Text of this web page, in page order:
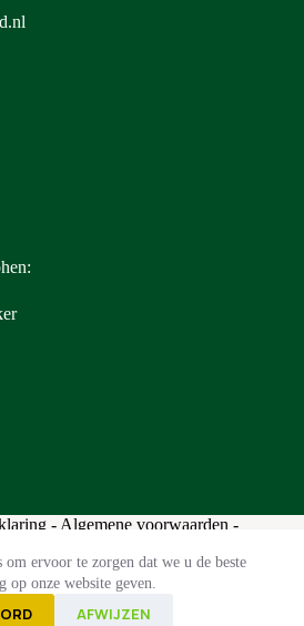
om ervoor te zorgen dat we u de beste
op onze website geven.
AFWIJZEN
- Algemene voorwaarden -